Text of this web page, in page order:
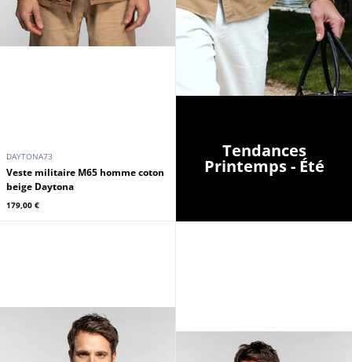
DAYTONA73
Veste militaire M65 homme coton
beige Daytona
179,00 €
Tendances
Printemps - Été